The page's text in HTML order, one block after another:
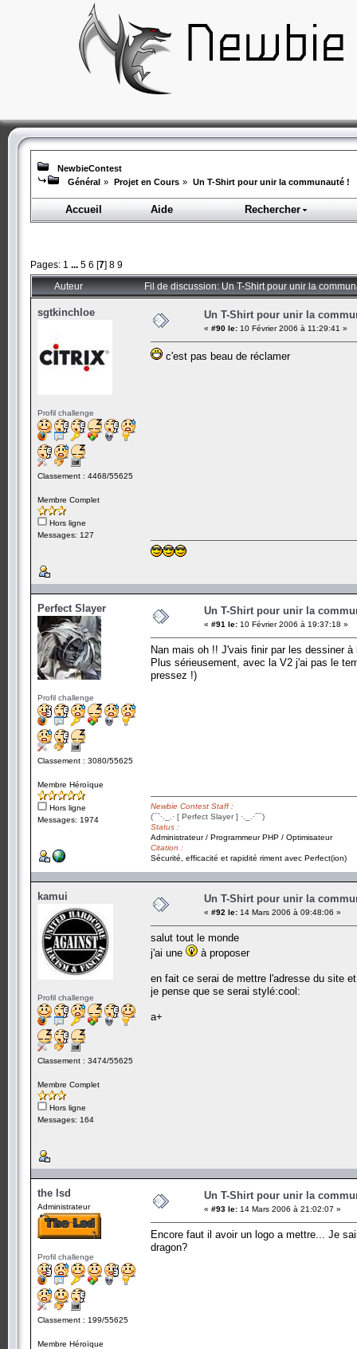
NewbieContest
Général » Projet en Cours » Un T-Shirt pour unir la communauté !
Accueil Aide Rechercher
Pages: 1 ... 5 6 [7] 8 9
Auteur Fil de discussion: Un T-Shirt pour unir la
sgtkinchloe
Profil challenge
Classement : 4468/55625
Membre Complet
Hors ligne
Messages: 127
Un T-Shirt pour unir la
« #90 le: 10 Février 2006 à 11:29:41 »
c'est pas beau de réclamer
Perfect Slayer
Profil challenge
Classement : 3080/55625
Membre Héroïque
Hors ligne
Messages: 1974
Un T-Shirt pour unir la
« #91 le: 10 Février 2006 à 19:37:18 »
Nan mais oh !! J'vais finir par les dessiner à
Plus sérieusement, avec la V2 j'ai pas le
pressez !)
Newbie Contest Staff :
(¯`·._.· [ Perfect Slayer ] ·._.·´¯)
Status :
Administrateur / Programmeur PHP / Optimisateur
Citation :
Sécurité, efficacité et rapidité riment avec Perfect(ion)
kamui
Profil challenge
Classement : 3474/55625
Membre Complet
Hors ligne
Messages: 164
Un T-Shirt pour unir la
« #92 le: 14 Mars 2006 à 09:48:06 »
salut tout le monde
j'ai une
à proposer
en fait ce serai de mettre l'adresse du site
je pense que se serai stylé:cool:
a+
the lsd
Administrateur
Profil challenge
Classement : 199/55625
Membre Héroïque
Un T-Shirt pour unir la
« #93 le: 14 Mars 2006 à 21:02:07 »
Encore faut il avoir un logo a mettre... Je
dragon?